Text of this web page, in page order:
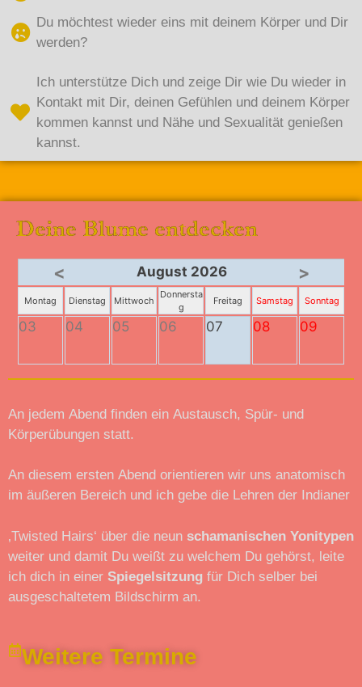
Du möchtest wieder eins mit deinem Körper und Dir
werden?
Ich unterstütze Dich und zeige Dir wie Du wieder in
Kontakt mit Dir, deinen Gefühlen und deinem Körper
kommen kannst und Nähe und Sexualität genießen
kannst.
Deine Blume entdecken​
< August 2026 >
Montag Dienstag Mittwoch
Donnersta
g
Freitag Samstag Sonntag
03 04 05 06 07 08 09
An jedem Abend finden ein Austausch, Spür- und
Körperübungen statt.
An diesem ersten Abend orientieren wir uns anatomisch
im äußeren Bereich und ich gebe die Lehren der Indianer
‚Twisted Hairs‘ über die neun schamanischen Yonitypen
weiter und damit Du weißt zu welchem Du gehörst, leite
ich dich in einer Spiegelsitzung für Dich selber bei
ausgeschaltetem Bildschirm an.
Weitere Termine